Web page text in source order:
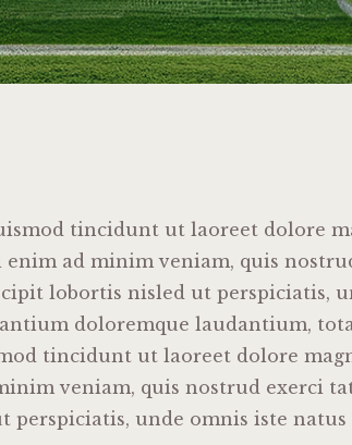
tincidunt ut laoreet dolore
enim ad minim veniam, quis
lobortis nisled ut perspiciatis,
doloremque laudantium,
tincidunt ut laoreet dolore
veniam, quis nostrud exerci
perspiciatis, unde omnis iste